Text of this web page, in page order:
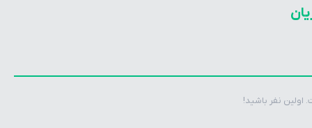
نفر باشید!